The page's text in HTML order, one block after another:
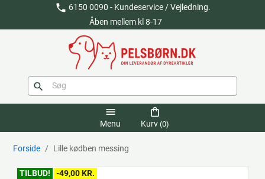
phone 6150 0090 - Kundeservice / Vejledning.
Åben mellem kl 8-17
search
menu
Menu
shopping_bag
Kurv (0)
Forside Lille kødben messing
TILBUD! -49,00 KR.